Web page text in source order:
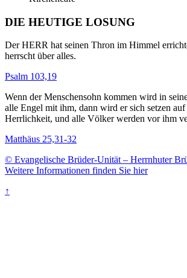
DIE HEUTIGE LOSUNG
Der HERR hat seinen Thron im Himmel
herrscht über alles.
Psalm 103,19
Wenn der Menschensohn kommen wird in
alle Engel mit ihm, dann wird er sich setzen
Herrlichkeit, und alle Völker werden vor ihm
Matthäus 25,31-32
© Evangelische Brüder-Unität – Herrnhuter
Weitere Informationen finden Sie hier
↑